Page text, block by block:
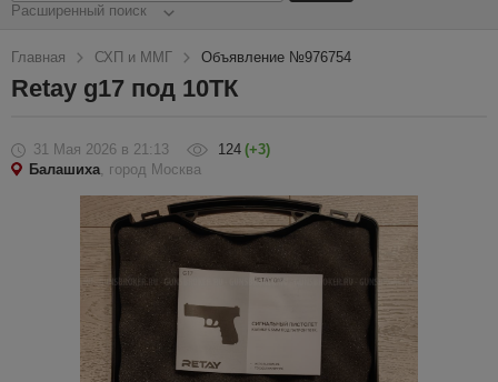
Расширенный поиск
Главная СХП и ММГ Объявление №976754
Retay g17 под 10ТК
31 Мая 2026 в 21:13 124 (+3)
Балашиха, город Москва